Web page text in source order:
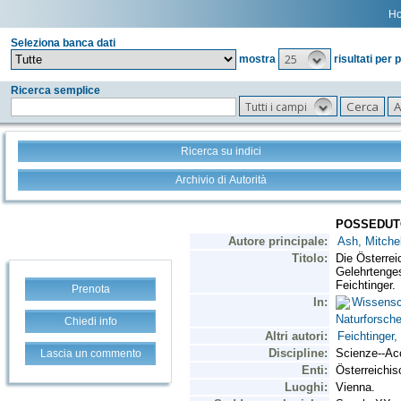
Seleziona banca dati
mostra
25 risultati per
Ricerca semplice
Tutti i campi
Ricerca su indici
Archivio di Autorità
Prenota
Chiedi info
Lascia un commento